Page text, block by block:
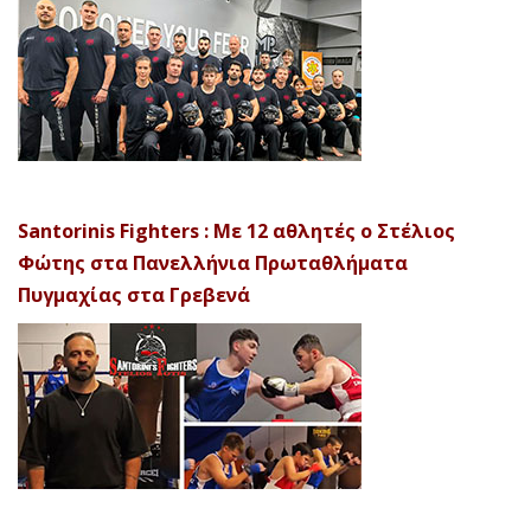
Santorinis Fighters : Με 12 αθλητές ο Στέλιος
Φώτης στα Πανελλήνια Πρωταθλήματα
Πυγμαχίας στα Γρεβενά